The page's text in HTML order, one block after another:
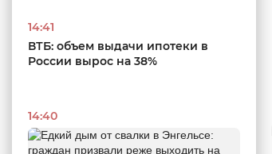
14:41
ВТБ: объем выдачи ипотеки в
России вырос на 38%
14:40